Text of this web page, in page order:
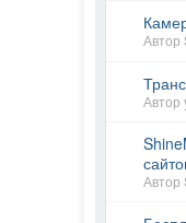
Автор
Автор
Автор